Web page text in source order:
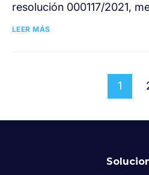
resolución 000117/2021,
LEER MÁS
1